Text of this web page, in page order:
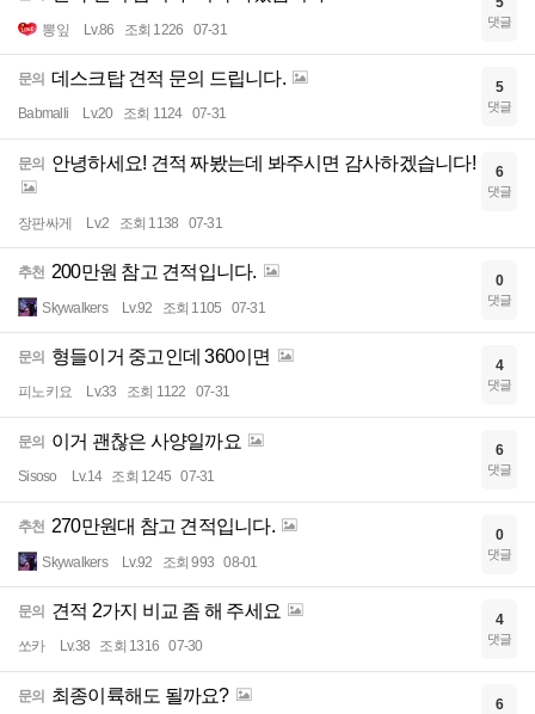
뽕잎 Lv.86 조회 1226 07-31 댓글
문의 데스크탑 견적 문의 드립니다.
Babmalli Lv.20 조회 1124 07-31
5
댓글
문의 안녕하세요! 견적 짜봤는데 봐주시면 감사하겠습니다!
장판싸게 Lv.2 조회 1138 07-31
6
댓글
추천 200만원 참고 견적입니다.
Skywalkers Lv.92 조회 1105 07-31
0
댓글
문의 형들이거 중고인데 360이면
피노키요 Lv.33 조회 1122 07-31
4
댓글
문의 이거 괜찮은 사양일까요
Sisoso Lv.14 조회 1245 07-31
6
댓글
추천 270만원대 참고 견적입니다.
Skywalkers Lv.92 조회 993 08-01
0
댓글
문의 견적 2가지 비교 좀 해 주세요
쏘카 Lv.38 조회 1316 07-30
4
댓글
문의 최종이륙해도 될까요? 6